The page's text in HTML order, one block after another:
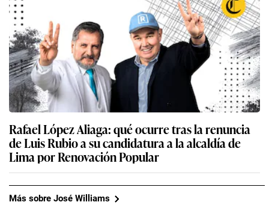
Rafael López Aliaga: qué ocurre tras la renuncia
de Luis Rubio a su candidatura a la alcaldía de
Lima por Renovación Popular
Más sobre José Williams